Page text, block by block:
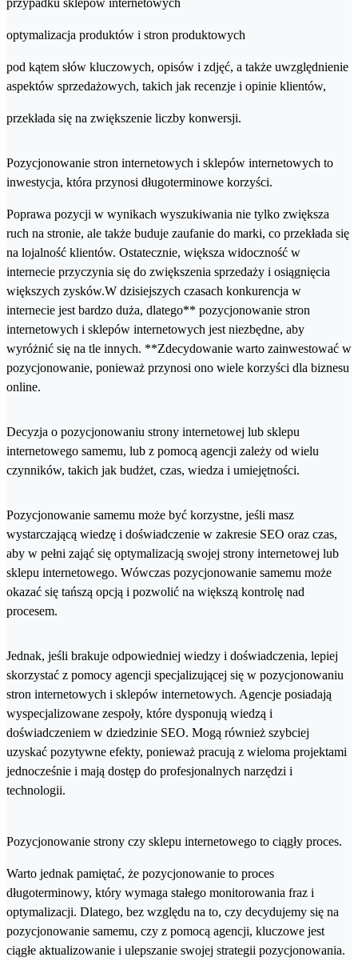
przypadku sklepów internetowych
optymalizacja produktów i stron produktowych
pod kątem słów kluczowych, opisów i zdjęć, a także uwzględnienie
aspektów sprzedażowych, takich jak recenzje i opinie klientów,
przekłada się na zwiększenie liczby konwersji.
Pozycjonowanie stron internetowych i sklepów internetowych to
inwestycja, która przynosi długoterminowe korzyści.
Poprawa pozycji w wynikach wyszukiwania nie tylko zwiększa
ruch na stronie, ale także buduje zaufanie do marki, co przekłada się
na lojalność klientów. Ostatecznie, większa widoczność w
internecie przyczynia się do zwiększenia sprzedaży i osiągnięcia
większych zysków.W dzisiejszych czasach konkurencja w
internecie jest bardzo duża, dlatego** pozycjonowanie stron
internetowych i sklepów internetowych jest niezbędne, aby
wyróżnić się na tle innych. **Zdecydowanie warto zainwestować w
pozycjonowanie, ponieważ przynosi ono wiele korzyści dla biznesu
online.
Decyzja o pozycjonowaniu strony internetowej lub sklepu
internetowego samemu, lub z pomocą agencji zależy od wielu
czynników, takich jak budżet, czas, wiedza i umiejętności.
Pozycjonowanie samemu może być korzystne, jeśli masz
wystarczającą wiedzę i doświadczenie w zakresie SEO oraz czas,
aby w pełni zająć się optymalizacją swojej strony internetowej lub
sklepu internetowego. Wówczas pozycjonowanie samemu może
okazać się tańszą opcją i pozwolić na większą kontrolę nad
procesem.
Jednak, jeśli brakuje odpowiedniej wiedzy i doświadczenia, lepiej
skorzystać z pomocy agencji specjalizującej się w pozycjonowaniu
stron internetowych i sklepów internetowych. Agencje posiadają
wyspecjalizowane zespoły, które dysponują wiedzą i
doświadczeniem w dziedzinie SEO. Mogą również szybciej
uzyskać pozytywne efekty, ponieważ pracują z wieloma projektami
jednocześnie i mają dostęp do profesjonalnych narzędzi i
technologii.
Pozycjonowanie strony czy sklepu internetowego to ciągły proces.
Warto jednak pamiętać, że pozycjonowanie to proces
długoterminowy, który wymaga stałego monitorowania fraz i
optymalizacji. Dlatego, bez względu na to, czy decydujemy się na
pozycjonowanie samemu, czy z pomocą agencji, kluczowe jest
ciągłe aktualizowanie i ulepszanie swojej strategii pozycjonowania.